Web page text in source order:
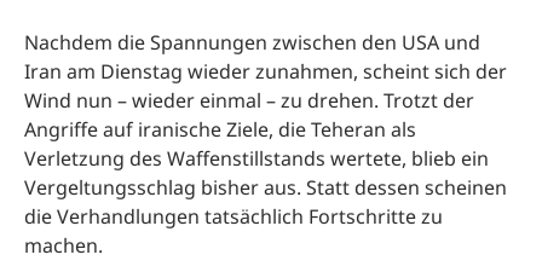
Nachdem die Spannungen zwischen den USA und
Iran am Dienstag wieder zunahmen, scheint sich der
Wind nun – wieder einmal – zu drehen. Trotzt der
Angriffe auf iranische Ziele, die Teheran als
Verletzung des Waffenstillstands wertete, blieb ein
Vergeltungsschlag bisher aus. Statt dessen scheinen
die Verhandlungen tatsächlich Fortschritte zu
machen.